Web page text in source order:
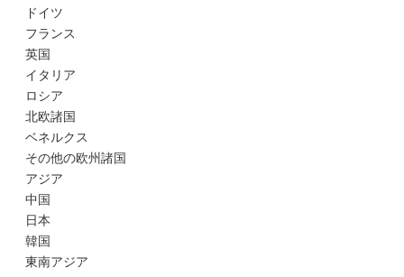
ドイツ
フランス
英国
イタリア
ロシア
北欧諸国
ベネルクス
その他の欧州諸国
アジア
中国
日本
韓国
東南アジア